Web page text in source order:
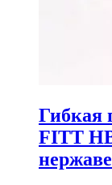
Гибкая
FITT НВ